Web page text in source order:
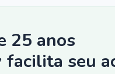
25 anos
facilita seu